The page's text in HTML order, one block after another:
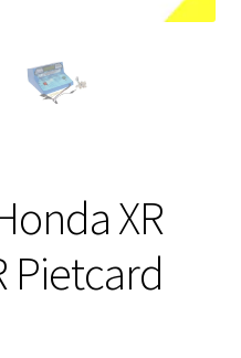
XR
Pietcard